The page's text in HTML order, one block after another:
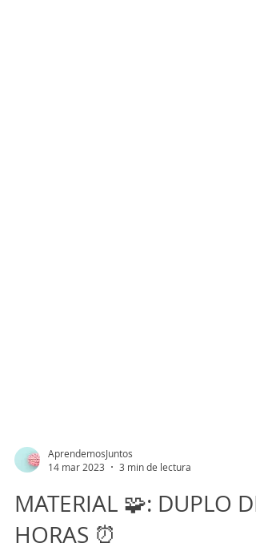
AprendemosJuntos